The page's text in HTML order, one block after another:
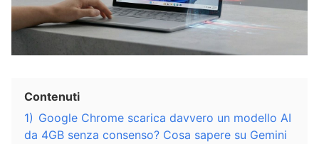
Contenuti
1) Google Chrome scarica davvero un modello AI
da 4GB senza consenso? Cosa sapere su Gemini